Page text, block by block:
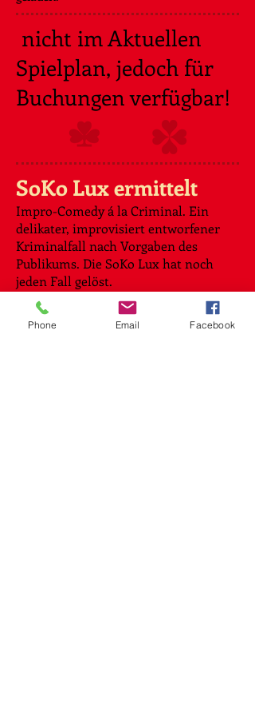
​ nicht im Aktuellen
Spielplan, jedoch für
Buchungen verfügbar!​
SoKo Lux ermittelt​​
Impro-Comedy á la Criminal. Ein
delikater, improvisiert entworfener
Kriminalfall nach Vorgaben des
Publikums. Die SoKo Lux hat noch
jeden Fall gelöst.
..............................................
...................
Phone Email Facebook